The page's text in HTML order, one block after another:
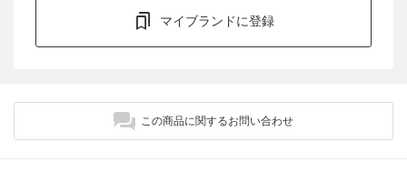
マイブランドに登録
この商品に関するお問い合わせ